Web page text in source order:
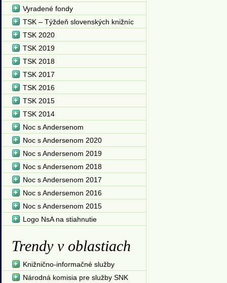
Vyradené fondy
TSK – Týždeň slovenských knižníc
TSK 2020
TSK 2019
TSK 2018
TSK 2017
TSK 2016
TSK 2015
TSK 2014
Noc s Andersenom
Noc s Andersenom 2020
Noc s Andersenom 2019
Noc s Andersenom 2018
Noc s Andersenom 2017
Noc s Andersemon 2016
Noc s Andersenom 2015
Logo NsA na stiahnutie
Trendy v oblastiach
Knižnično-informačné služby
Národná komisia pre služby SNK